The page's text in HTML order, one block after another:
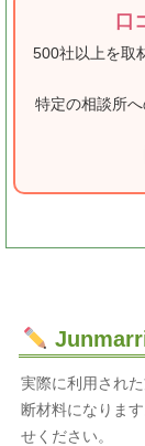
口
500社以上を取
特定の相談所
実際に利用され
断材料になりま
せください。